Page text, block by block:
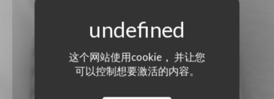
这个网站使用cookie， 并让您
可以控制想要激活的内容。